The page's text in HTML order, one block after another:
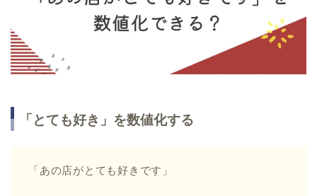
「とても好き」を数値化する
「あの店がとても好きです」